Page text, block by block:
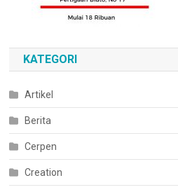
KATEGORI
Artikel
Berita
Cerpen
Creation